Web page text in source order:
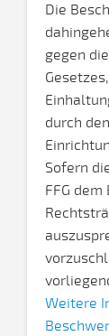
Die
gegen
durch
Sofern
FFG
Weitere